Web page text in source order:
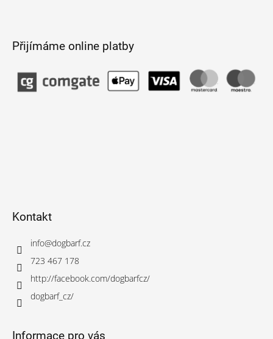
Přijímáme online platby
Kontakt
info@dogbarf.cz
723 467 178
http://facebook.com/dogbarfcz/
dogbarf_cz/
Informace pro vás